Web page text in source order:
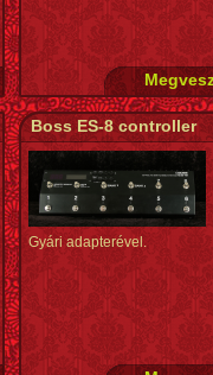
Boss ES-8 controller
Gyári adapterével.